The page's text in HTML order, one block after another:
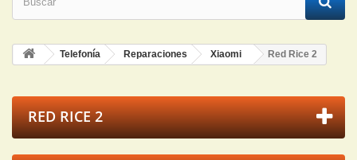
Telefonía Reparaciones Xiaomi Red Rice 2
RED RICE 2